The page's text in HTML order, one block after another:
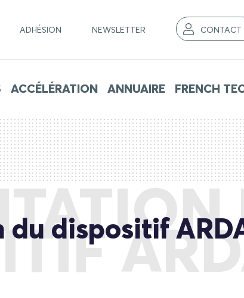
ADHÉSION NEWSLETTER CONTACT
ACCÉLÉRATION ANNUAIRE FRENCH
du dispositif